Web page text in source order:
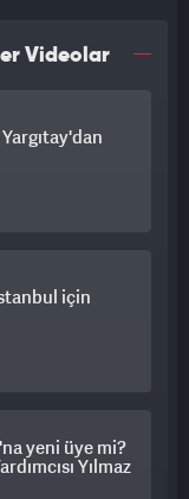
Videolar
için
yeni üye mi?
Yılmaz